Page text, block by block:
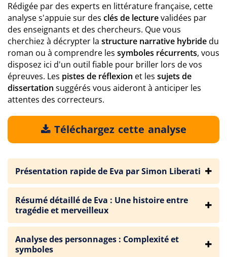
Rédigée par des experts en littérature française, cette
analyse s'appuie sur des clés de lecturevalidées par
des enseignants et des chercheurs. Que vous
cherchiez à décrypter la structure narrative hybridedu
roman ou à comprendre les symboles récurrents, vous
disposez ici d'un outil fiable pour briller lors de vos
épreuves. Les pistes de réflexion et les sujets de
dissertation suggérés vous aideront à anticiper les
attentes des correcteurs.
Téléchargez cette analyse
Présentation rapide de Eva par Simon Liberati
Résumé détaillé de Eva : Une histoire entre
tragédie et merveilleux
Analyse des personnages : Complexité et
symboles